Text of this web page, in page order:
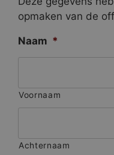
opmaken van de
Naam *
Voornaam
Achternaam